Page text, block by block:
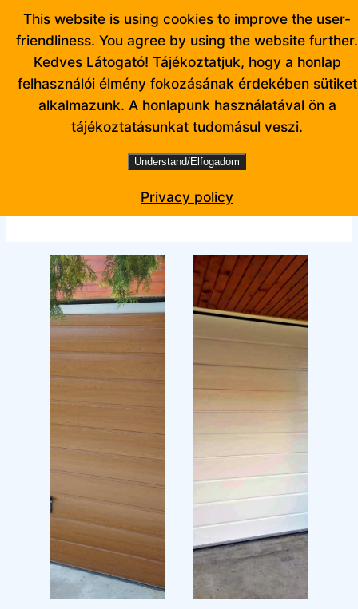
Ugrás
tartalomhoz
Facebook
This website is using cookies to improve the user-
friendliness. You agree by using the website further.
Kedves Látogató! Tájékoztatjuk, hogy a honlap
felhasználói élmény fokozásának érdekében sütiket
alkalmazunk. A honlapunk használatával ön a
tájékoztatásunkat tudomásul veszi.
Understand/Elfogadom
Privacy policy